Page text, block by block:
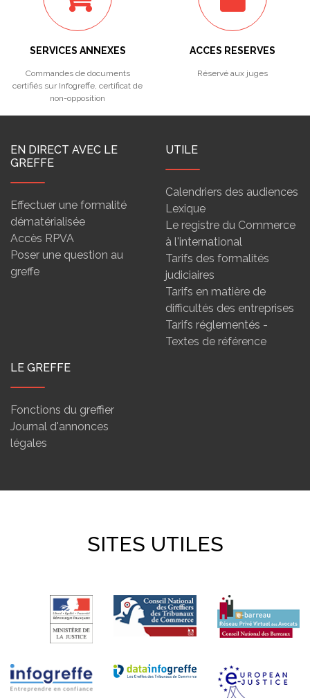
SERVICES ANNEXES
Commandes de documents
certifiés sur Infogreffe, certificat de
non-opposition
ACCES RESERVES
Réservé aux juges
EN DIRECT AVEC LE
GREFFE
Effectuer une formalité
dématérialisée
Accès RPVA
Poser une question au
greffe
UTILE
Calendriers des audiences
Lexique
Le registre du Commerce
à l'international
Tarifs des formalités
judiciaires
Tarifs en matière de
difficultés des entreprises
Tarifs réglementés -
Textes de référence
LE GREFFE
Fonctions du greffier
Journal d'annonces
légales
SITES UTILES